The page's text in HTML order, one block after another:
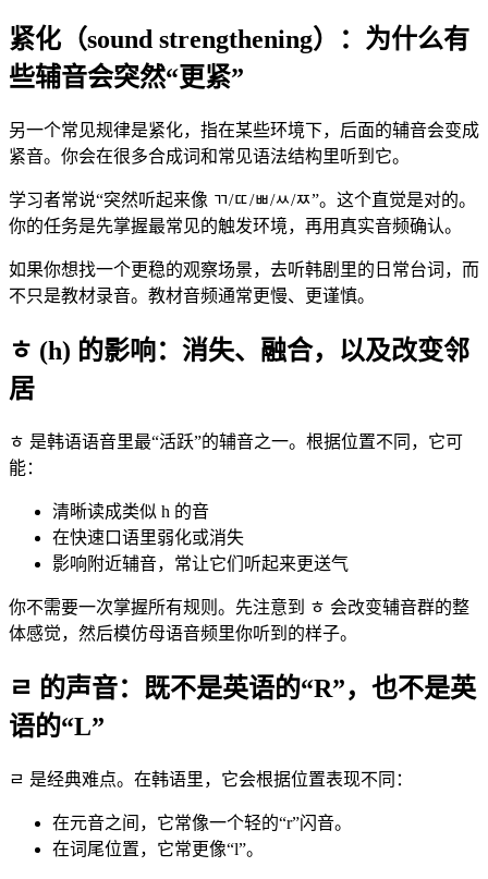
紧化（sound strengthening）：为什么有
些辅音会突然“更紧”
另一个常见规律是紧化，指在某些环境下，后面的辅音会变成
紧音。你会在很多合成词和常见语法结构里听到它。
学习者常说“突然听起来像 ㄲ/ㄸ/ㅃ/ㅆ/ㅉ”。这个直觉是对的。
你的任务是先掌握最常见的触发环境，再用真实音频确认。
如果你想找一个更稳的观察场景，去听韩剧里的日常台词，而
不只是教材录音。教材音频通常更慢、更谨慎。
ㅎ (h) 的影响：消失、融合，以及改变邻
居
ㅎ 是韩语语音里最“活跃”的辅音之一。根据位置不同，它可
能：
清晰读成类似 h 的音
在快速口语里弱化或消失
影响附近辅音，常让它们听起来更送气
你不需要一次掌握所有规则。先注意到 ㅎ 会改变辅音群的整
体感觉，然后模仿母语音频里你听到的样子。
ㄹ 的声音：既不是英语的“R”，也不是英
语的“L”
ㄹ 是经典难点。在韩语里，它会根据位置表现不同：
在元音之间，它常像一个轻的“r”闪音。
在词尾位置，它常更像“l”。